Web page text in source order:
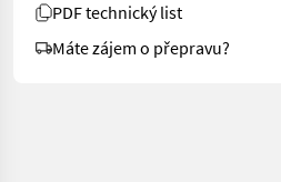
PDF technický list
Máte zájem o přepravu?